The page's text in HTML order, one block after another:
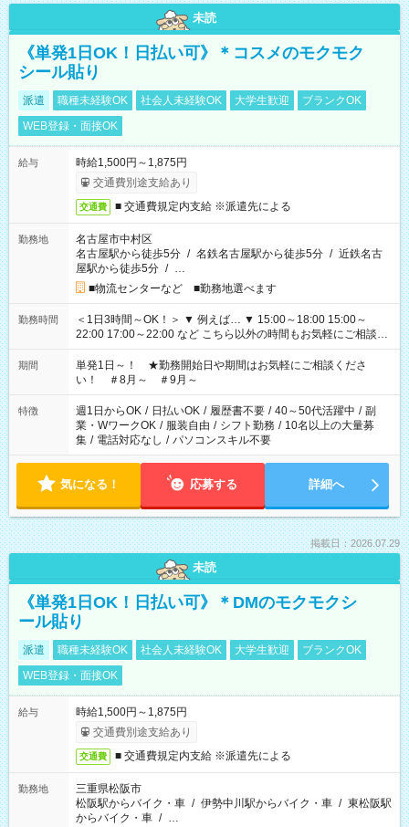
未読
《単発1日OK！日払い可》＊コスメのモクモク
シール貼り
派遣 職種未経験OK 社会人未経験OK 大学生歓迎
ブランクOK
WEB登録・面接OK
給与
時給1,500円～1,875円
交通費別途支給あり
交通費 ■ 交通費規定内支給 ※派遣先による
勤務地
名古屋市中村区
名古屋駅から徒歩5分 / 名鉄名古屋駅から徒歩5分 / 近鉄名古
屋駅から徒歩5分 / …
■物流センターなど ■勤務地選べます
勤務時間
＜1日3時間～OK！＞ ▼ 例えば… ▼ 15:00～18:00 15:00～
22:00 17:00～22:00 など こちら以外の時間もお気軽にご相談く
ださい！
期間
単発1日～！ ★勤務開始日や期間はお気軽にご相談くださ
い！ ＃8月～ ＃9月～
特徴 週1日からOK / 日払いOK / 履歴書不要 / 40～50代活躍中 / 副
業・WワークOK / 服装自由 / シフト勤務 / 10名以上の大量募
集 / 電話対応なし / パソコンスキル不要
気になる！ 応募する 詳細へ
掲載日：2026.07.29
未読
《単発1日OK！日払い可》＊DMのモクモクシ
ール貼り
派遣 職種未経験OK 社会人未経験OK 大学生歓迎
ブランクOK
WEB登録・面接OK
給与
時給1,500円～1,875円
交通費別途支給あり
交通費 ■ 交通費規定内支給 ※派遣先による
勤務地
三重県松阪市
松阪駅からバイク・車 / 伊勢中川駅からバイク・車 / 東松阪駅
からバイク・車 / …